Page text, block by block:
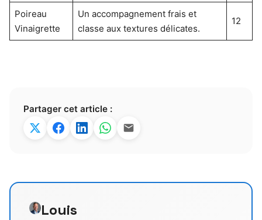
Poireau
Vinaigrette
Un accompagnement frais et
classe aux textures délicates.
12
Partager cet article :
Louis